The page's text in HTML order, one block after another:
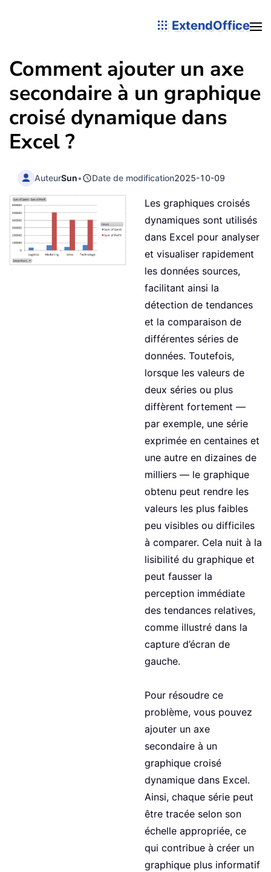
ExtendOffice
Comment ajouter un axe
secondaire à un graphique
croisé dynamique dans
Excel ?
AuteurSun• Date de modification2025-10-09
Les graphiques croisés
dynamiques sont utilisés
dans Excel pour analyser
et visualiser rapidement
les données sources,
facilitant ainsi la
détection de tendances
et la comparaison de
différentes séries de
données. Toutefois,
lorsque les valeurs de
deux séries ou plus
diffèrent fortement —
par exemple, une série
exprimée en centaines et
une autre en dizaines de
milliers — le graphique
obtenu peut rendre les
valeurs les plus faibles
peu visibles ou difficiles
à comparer. Cela nuit à la
lisibilité du graphique et
peut fausser la
perception immédiate
des tendances relatives,
comme illustré dans la
capture d’écran de
gauche.
Pour résoudre ce
problème, vous pouvez
ajouter un axe
secondaire à un
graphique croisé
dynamique dans Excel.
Ainsi, chaque série peut
être tracée selon son
échelle appropriée, ce
qui contribue à créer un
graphique plus informatif